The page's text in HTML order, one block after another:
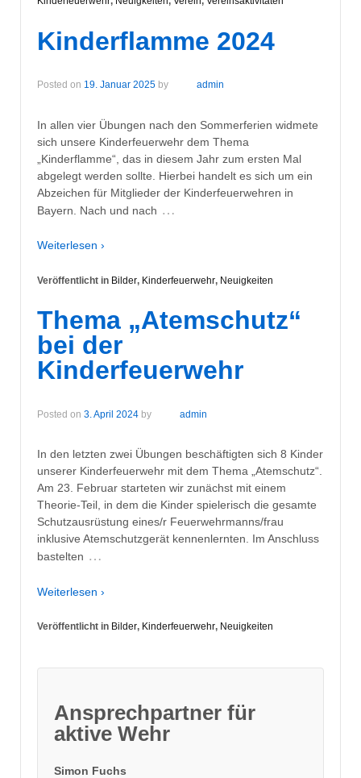
Kinderflamme 2024
Posted on 19. Januar 2025 by admin
In allen vier Übungen nach den Sommerferien widmete
sich unsere Kinderfeuerwehr dem Thema
„Kinderflamme“, das in diesem Jahr zum ersten Mal
abgelegt werden sollte. Hierbei handelt es sich um ein
Abzeichen für Mitglieder der Kinderfeuerwehren in
Bayern. Nach und nach …
Weiterlesen ›
Veröffentlicht in Bilder, Kinderfeuerwehr, Neuigkeiten
Thema „Atemschutz“
bei der
Kinderfeuerwehr
Posted on 3. April 2024 by admin
In den letzten zwei Übungen beschäftigten sich 8 Kinder
unserer Kinderfeuerwehr mit dem Thema „Atemschutz“.
Am 23. Februar starteten wir zunächst mit einem
Theorie-Teil, in dem die Kinder spielerisch die gesamte
Schutzausrüstung eines/r Feuerwehrmanns/frau
inklusive Atemschutzgerät kennenlernten. Im Anschluss
bastelten …
Weiterlesen ›
Veröffentlicht in Bilder, Kinderfeuerwehr, Neuigkeiten
Ansprechpartner für
aktive Wehr
Simon Fuchs